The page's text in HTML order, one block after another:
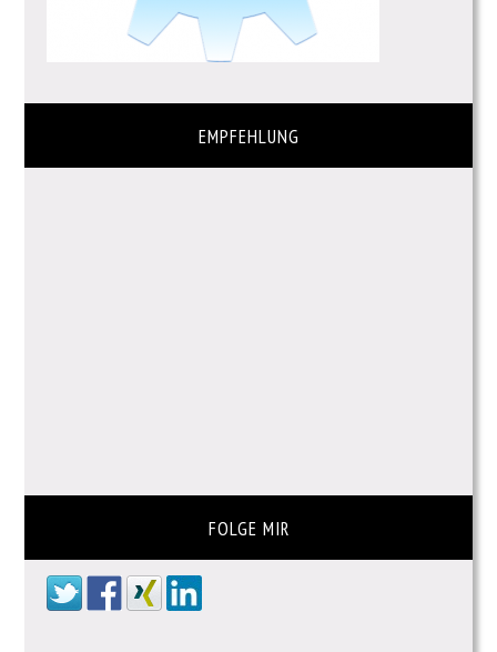
EMPFEHLUNG
FOLGE MIR